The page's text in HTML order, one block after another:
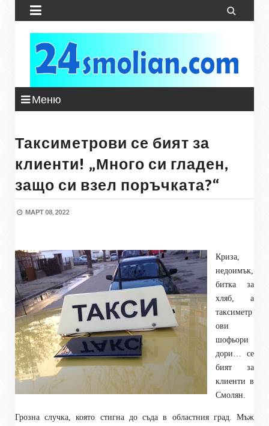
 
Меню
Таксиметрови се бият за
клиенти! „Много си гладен,
защо си взел поръчката?“
МАРТ 08, 2022
Криза,
недоимък,
битка за
хляб, а
таксиметр
ови
шофьори
дори… се
бият за
клиенти в
Смолян.
Грозна случка, която стигна до съда в областния град. Мъж